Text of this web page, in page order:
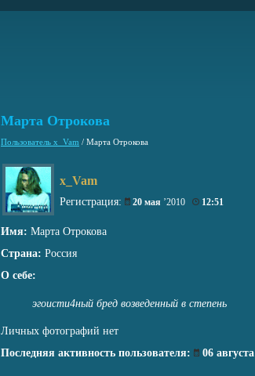
Марта Отрокова
Пользователь x_Vam / Марта Отрокова
x_Vam
Регистрация: 20 мая ’2010 12:51
Имя: Марта Отрокова
Страна: Россия
О себе:
эгоисти4ный бред возведенный в степень
Личных фотографий нет
Последняя активность пользователя:
06 августа